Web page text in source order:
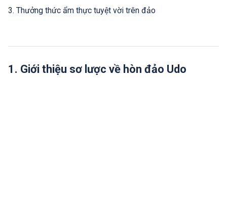
3. Thưởng thức ẩm thực tuyệt vời trên đảo
1. Giới thiệu sơ lược về hòn đảo Udo